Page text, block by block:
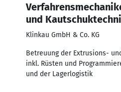
und
Klinkau GmbH & Co. KG
Betreuung der Extrusions-
inkl. Rüsten und
und der Lagerlogistik